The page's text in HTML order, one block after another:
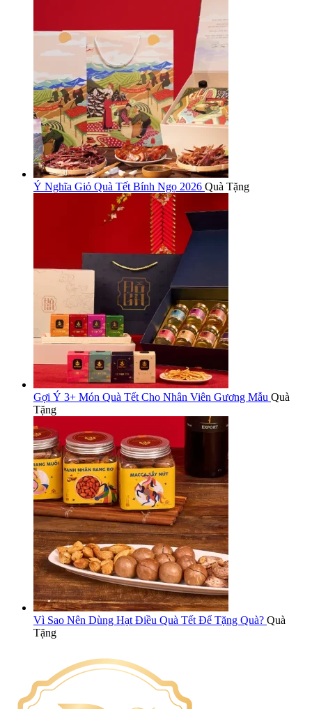
Ý Nghĩa Giỏ Quà Tết Bính Ngọ 2026 Quà Tặng
Gợi Ý 3+ Món Quà Tết Cho Nhân Viên Gương Mẫu Quà
Tặng
Vì Sao Nên Dùng Hạt Điều Quà Tết Để Tặng Quà? Quà
Tặng